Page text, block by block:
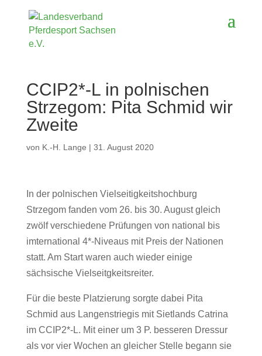
CCIP2*-L in polnischen
Strzegom: Pita Schmid wir
Zweite
von K.-H. Lange | 31. August 2020
In der polnischen Vielseitigkeitshochburg
Strzegom fanden vom 26. bis 30. August gleich
zwölf verschiedene Prüfungen von national bis
imternational 4*-Niveaus mit Preis der Nationen
statt. Am Start waren auch wieder einige
sächsische Vielseitgkeitsreiter.
Für die beste Platzierung sorgte dabei Pita
Schmid aus Langenstriegis mit Sietlands Catrina
im CCIP2*-L. Mit einer um 3 P. besseren Dressur
als vor vier Wochen an gleicher Stelle begann sie